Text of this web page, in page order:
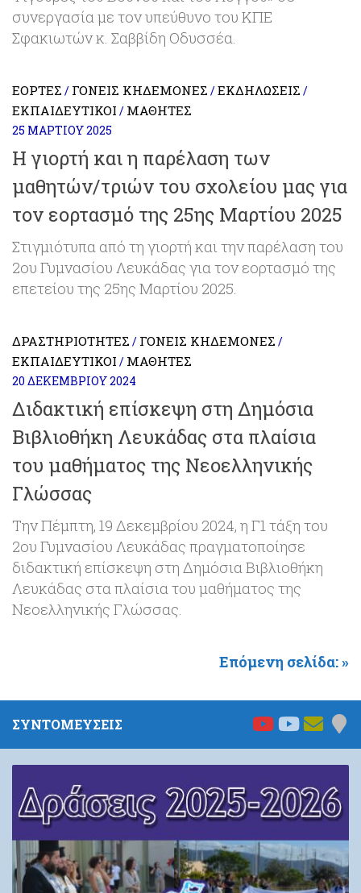
συνεργασία με τον υπεύθυνο του ΚΠΕ
Σφακιωτών κ. Σαββίδη Οδυσσέα.
ΕΟΡΤΈΣ / ΓΟΝΕΊΣ ΚΗΔΕΜΌΝΕΣ /ΕΚΔΗΛΏΣΕΙΣ /
ΕΚΠΑΙΔΕΥΤΙΚΟΊ / ΜΑΘΗΤΈΣ
25 ΜΑΡΤΊΟΥ 2025
Η γιορτή και η παρέλαση των
μαθητών/τριών του σχολείου μας για
τον εορτασμό της 25ης Μαρτίου 2025
Στιγμιότυπα από τη γιορτή και την παρέλαση του
2ου Γυμνασίου Λευκάδας για τον εορτασμό της
επετείου της 25ης Μαρτίου 2025.
ΔΡΑΣΤΗΡΙΌΤΗΤΕΣ / ΓΟΝΕΊΣ ΚΗΔΕΜΌΝΕΣ /
ΕΚΠΑΙΔΕΥΤΙΚΟΊ / ΜΑΘΗΤΈΣ
20 ΔΕΚΕΜΒΡΊΟΥ 2024
Διδακτική επίσκεψη στη Δημόσια
Βιβλιοθήκη Λευκάδας στα πλαίσια
του μαθήματος της Νεοελληνικής
Γλώσσας
Την Πέμπτη, 19 Δεκεμβρίου 2024, η Γ1 τάξη του
2ου Γυμνασίου Λευκάδας πραγματοποίησε
διδακτική επίσκεψη στη Δημόσια Βιβλιοθήκη
Λευκάδας στα πλαίσια του μαθήματος της
Νεοελληνικής Γλώσσας.
Επόμενη σελίδα: »
ΣΥΝΤΟΜΕΥΣΕΙΣ